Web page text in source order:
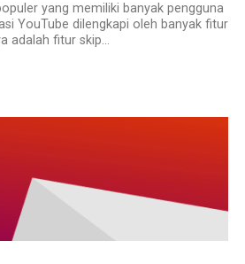
yang memiliki banyak pengguna
YouTube dilengkapi oleh banyak fitur
adalah fitur skip...